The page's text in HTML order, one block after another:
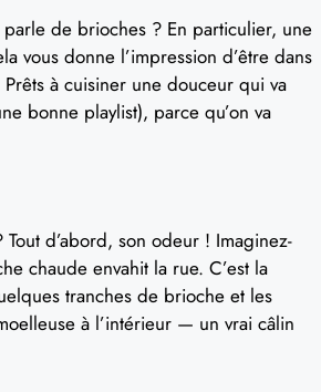
parle de brioches ? En particulier, une
vous donne l’impression d’être dans
à cuisiner une douceur qui va
bonne playlist), parce qu’on va
d’abord, son odeur ! Imaginez-
chaude envahit la rue. C’est la
tranches de brioche et les
à l’intérieur — un vrai câlin